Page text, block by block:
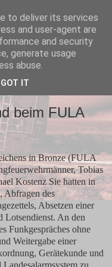
beim FULA
in Bronze (FULA
Tobias
Kostenz Sie hatten in
Abfragen des
Absetzen einer
Lotsendienst. An den
Funkgespräches ohne
Weitergabe einer
Gerätekunde und
zu
to deliver its services
and user-agent are
and security
generate usage
abuse.
GOT IT